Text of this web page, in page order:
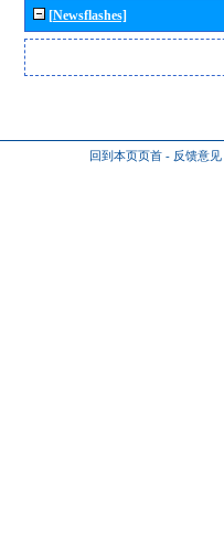
[Newsflashes]
回到本页页首 - 反馈意见